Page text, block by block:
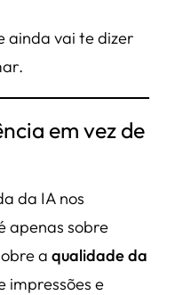
ainda vai te dizer
em vez de
da IA nos
apenas sobre
a qualidade da
impressões e